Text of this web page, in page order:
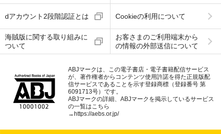
dアカウント2段階認証とは Cookieの利用について
海賊版に関する取り組みに
ついて
お客さまのご利用端末から
の情報の外部送信について
ABJマークは、この電子書店・電子書籍配信サービス
が、著作権者からコンテンツ使用許諾を得た正規版配
信サービスであることを示す登録商標（登録番号 第
6091713号）です。
ABJマークの詳細、ABJマークを掲示しているサービス
の一覧はこちら
→https://aebs.or.jp/